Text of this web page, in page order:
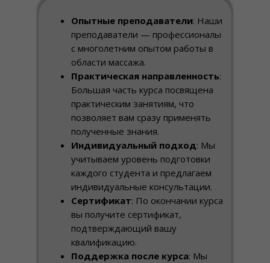
Опытные преподаватели: Наши
преподаватели — профессионалы
с многолетним опытом работы в
области массажа.
Практическая направленность:
Большая часть курса посвящена
практическим занятиям, что
позволяет вам сразу применять
полученные знания.
Индивидуальный подход: Мы
учитываем уровень подготовки
каждого студента и предлагаем
индивидуальные консультации.
Сертификат: По окончании курса
вы получите сертификат,
подтверждающий вашу
квалификацию.
Поддержка после курса: Мы